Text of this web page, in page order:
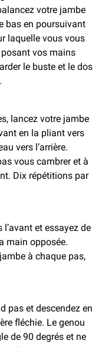
votre jambe
bas en poursuivant
laquelle vous vous
vos mains
le buste et le dos
lancez votre jambe
en la pliant vers
vers l’arrière.
vous cambrer et à
Dix répétitions par
et essayez de
main opposée.
à chaque pas,
pas et descendez en
fléchie. Le genou
de 90 degrés et ne